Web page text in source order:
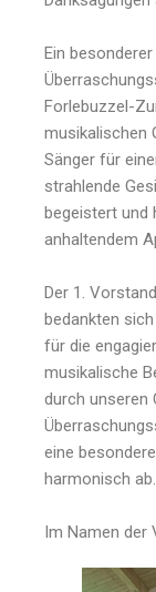
Ein
Forlebuzzel-
musikalischen
Sänger für
strahlende
begeistert und
anhaltendem
Der 1.
bedankten
für die
musikalische
durch unseren
eine
harmonisch ab.
Im Namen